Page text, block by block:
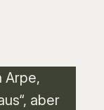
Arpe,
aber